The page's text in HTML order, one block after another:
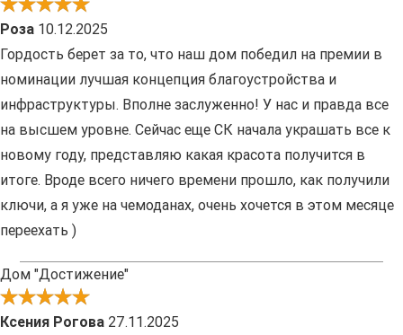
Роза 10.12.2025
Гордость берет за то, что наш дом победил на премии в
номинации лучшая концепция благоустройства и
инфраструктуры. Вполне заслуженно! У нас и правда все
на высшем уровне. Сейчас еще СК начала украшать все к
новому году, представляю какая красота получится в
итоге. Вроде всего ничего времени прошло, как получили
ключи, а я уже на чемоданах, очень хочется в этом месяце
переехать )
Дом "Достижение"
Ксения Рогова 27.11.2025